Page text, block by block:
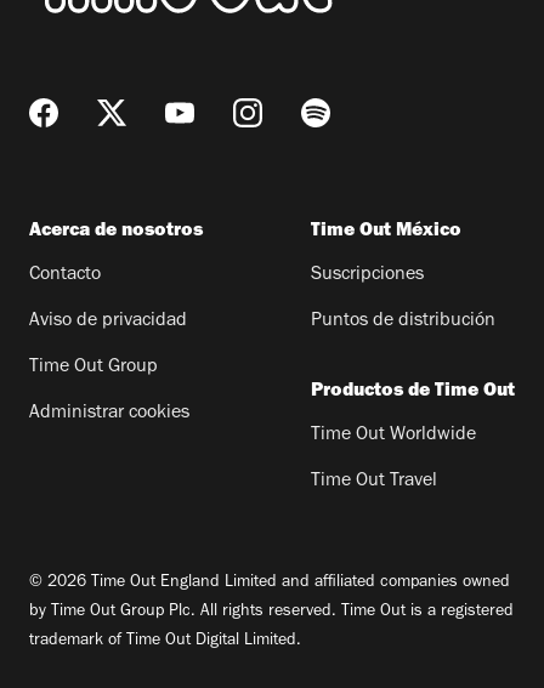
Acerca de nosotros
Contacto
Aviso de privacidad
Time Out Group
Administrar cookies
Time Out México
Suscripciones
Puntos de distribución
Productos de Time Out
Time Out Worldwide
Time Out Travel
© 2026 Time Out England Limited and affiliated companies owned
by Time Out Group Plc. All rights reserved. Time Out is a registered
trademark of Time Out Digital Limited.